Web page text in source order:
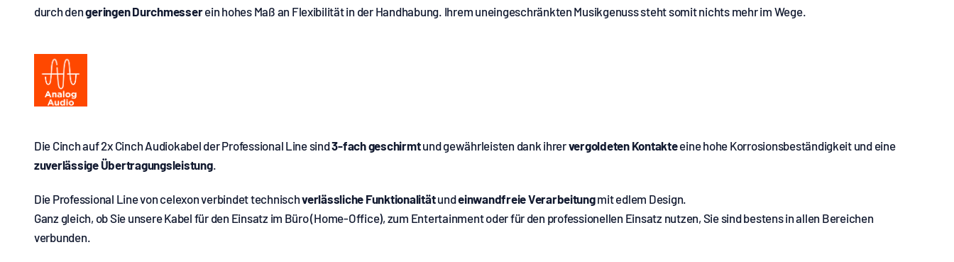
durch dengeringen Durchmesserein hohes Maß an Flexibilität in der Handhabung. Ihrem uneingeschränkten Musikgenuss steht somit nichts mehr im Wege.
Die Cinch auf 2x Cinch Audiokabel der Professional Line sind3-fach geschirmtund gewährleisten dank ihrervergoldeten Kontakteeine hohe Korrosionsbeständigkeit und eine
zuverlässige Übertragungsleistung.
Die Professional Line von celexon verbindet technischverlässliche Funktionalitätundeinwandfreie Verarbeitungmit edlem Design.
Ganz gleich, ob Sie unsere Kabel für den Einsatz im Büro (Home-Office), zum Entertainment oder für den professionellen Einsatz nutzen, Sie sind bestens in allen Bereichen
verbunden.